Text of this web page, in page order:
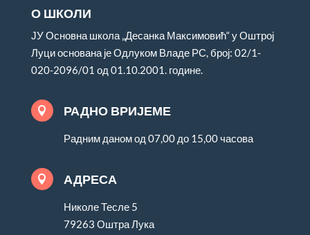
О ШКОЛИ
ЈУ Основна школа „Десанка Максимовић“ у Оштрој
Луци основана је Одлуком Владе РС, број: 02/1-
020-2096/01 од 01.10.2001. године.
 РАДНО ВРИЈЕМЕ
Радним даном од 07,00 до 15,00 часова
 АДРЕСА
Николе Тесле 5
79263 Оштра Лука